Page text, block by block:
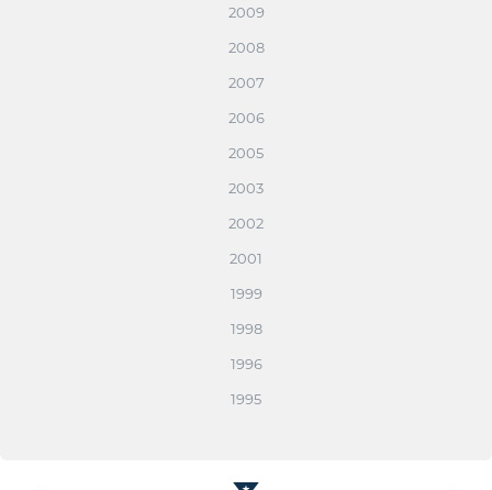
2009
2008
2007
2006
2005
2003
2002
2001
1999
1998
1996
1995